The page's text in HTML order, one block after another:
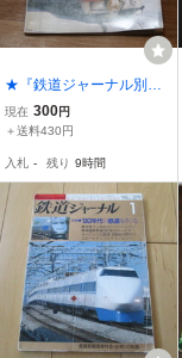
★『鉄道ジャーナル別冊
’85年鑑 日本の鉄道 特集
特定地方交通線 冬の攻防
を訪ねる』
現在 300円
＋送料430円
入札 - 残り 9時間